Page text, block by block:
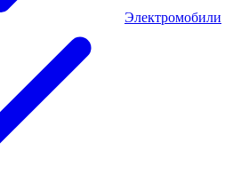
Электромобили